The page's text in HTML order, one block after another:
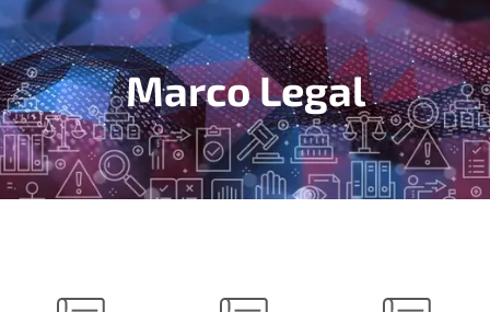
Marco Legal